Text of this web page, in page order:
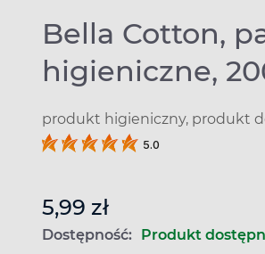
Bella Cotton,
higieniczne,
produkt higieniczny, produkt
5.0
5,99 zł
Dostępność: Produkt